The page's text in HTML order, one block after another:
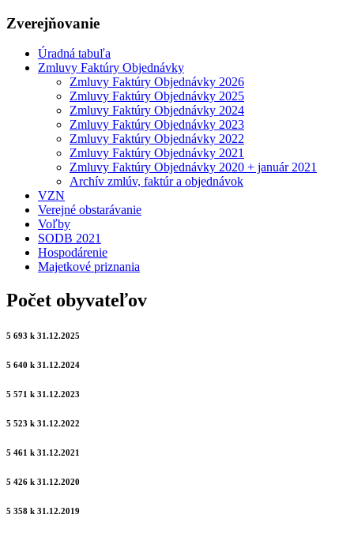
Zverejňovanie
Úradná tabuľa
Zmluvy Faktúry Objednávky
Zmluvy Faktúry Objednávky 2026
Zmluvy Faktúry Objednávky 2025
Zmluvy Faktúry Objednávky 2024
Zmluvy Faktúry Objednávky 2023
Zmluvy Faktúry Objednávky 2022
Zmluvy Faktúry Objednávky 2021
Zmluvy Faktúry Objednávky 2020 + január 2021
Archív zmlúv, faktúr a objednávok
VZN
Verejné obstarávanie
Voľby
SODB 2021
Hospodárenie
Majetkové priznania
Počet obyvateľov
5 693 k 31.12.2025
5 640 k 31.12.2024
5 571 k 31.12.2023
5 523 k 31.12.2022
5 461 k 31.12.2021
5 426 k 31.12.2020
5 358 k 31.12.2019